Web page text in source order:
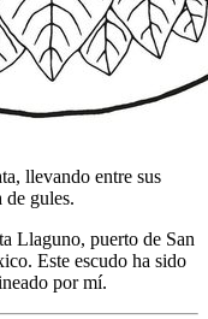
llevando entre sus
de gules.
Llaguno, puerto de San
Este escudo ha sido
por mí.